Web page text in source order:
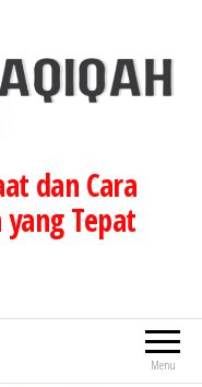
dan Cara
Tepat
Menu